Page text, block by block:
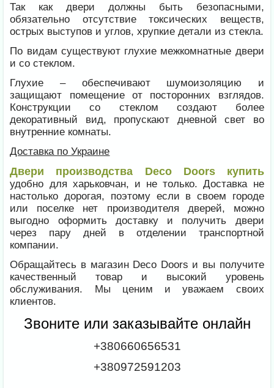
Так как двери должны быть безопасными,
обязательно отсутствие токсических веществ,
острых выступов и углов, хрупкие детали из стекла.
По видам существуют глухие межкомнатные двери
и со стеклом.
Глухие – обеспечивают шумоизоляцию и
защищают помещение от посторонних взглядов.
Конструкции со стеклом создают более
декоративный вид, пропускают дневной свет во
внутренние комнаты.
Доставка по Украине
Двери производства Deco Doors купить
удобно для харьковчан, и не только. Доставка не
настолько дорогая, поэтому если в своем городе
или поселке нет производителя дверей, можно
выгодно оформить доставку и получить двери
через пару дней в отделении транспортной
компании.
Обращайтесь в магазин Deco Doors и вы получите
качественный товар и высокий уровень
обслуживания. Мы ценим и уважаем своих
клиентов.
Звоните или заказывайте онлайн
+380660656531
+380972591203